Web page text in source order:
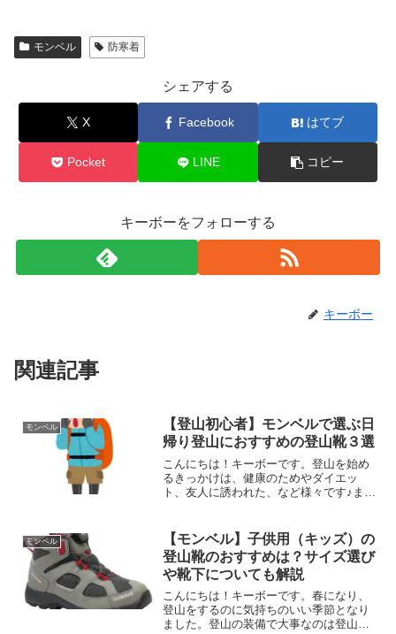
モンベル 防寒着
シェアする
X Facebook はてブ
Pocket LINE コピー
キーボーをフォローする
キーボー
関連記事
モンベル
【登山初心者】モンベルで選ぶ日
帰り登山におすすめの登山靴３選
こんにちは！キーボーです。登山を始め
るきっかけは、健康のためやダイエッ
ト、友人に誘われた、など様々です♪まず
山靴はいかがでしょうか。数ある登山装
備の中で登山靴は重要なア...
モンベル
【モンベル】子供用（キッズ）の
登山靴のおすすめは？サイズ選び
や靴下についても解説
こんにちは！キーボーです。春になり、
登山をするのに気持ちのいい季節となり
ました。登山の装備で大事なのは登山靴